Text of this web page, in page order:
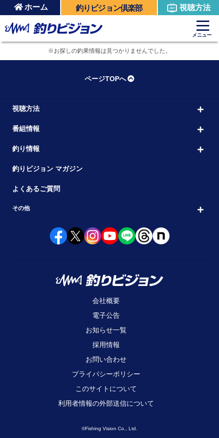
ホーム 釣りビジョン倶楽部 視聴方法
メニュー
※お探しの釣果情報は見つかりませんでした。
ページTOPへ
視聴方法
番組情報
釣り情報
釣りビジョン マガジン
よくあるご質問
その他
会社概要
電子公告
お知らせ一覧
採用情報
お問い合わせ
プライバシーポリシー
このサイトについて
利用者情報の外部送信について
©Fishing Vision Co., Ltd.